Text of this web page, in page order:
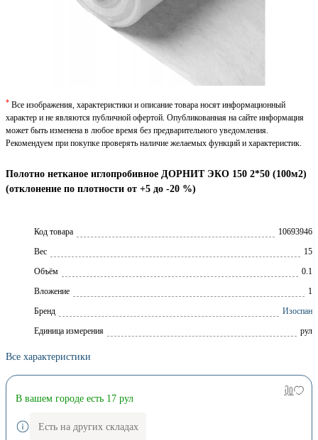
Полотно нетканое иглопробивное ДОРНИТ ЭКО 150 2*50 (100м2)
(отклонение по плотности от +5 до -20 %)
Код товара
10693946
Вес
15
Объём
0.1
Вложение
1
Брeнд
Изоспан
Единица измерения
рул
Все характеристики
* Все изображения, характеристики и описание товара носят информационный
характер и не являются публичной офертой. Опубликованная на сайте информация
может быть изменена в любое время без предварительного уведомления.
Рекомендуем при покупке проверять наличие желаемых функций и характеристик.
В вашем городе есть 17 рул
Есть на других складах